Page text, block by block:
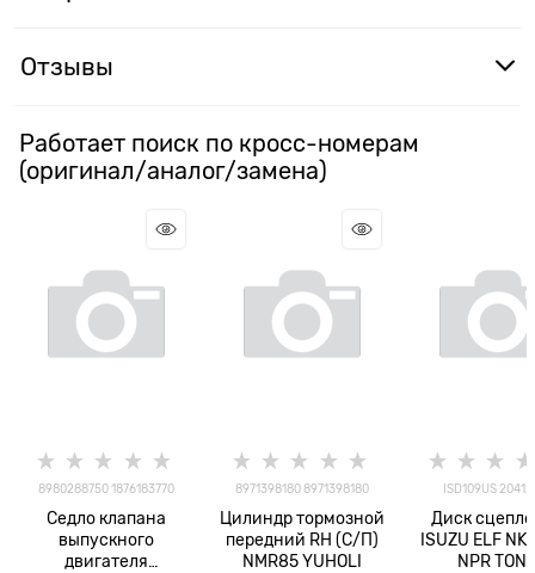
Отзывы
Работает поиск по кросс-номерам
(оригинал/аналог/замена)
8980288750 1876183770
Седло клапана
выпускного
двигателя
8971398180 8971398180
Цилиндр тормозной
передний RH (С/П)
NMR85 YUHOLI
ISD109US
Диск
ISUZU ELF
NPR